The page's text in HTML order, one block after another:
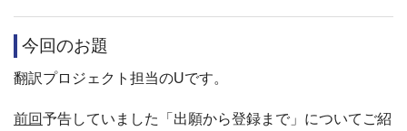
今回のお題
翻訳プロジェクト担当のUです。
前回予告していました「出願から登録まで」についてご紹